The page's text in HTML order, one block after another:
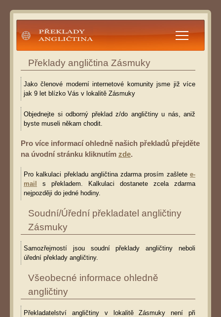
Překlady angličtina
Překlady angličtina Zásmuky
Jako členové moderní internetové komunity jsme již více
jak 9 let blízko Vás v lokalitě Zásmuky
Objednejte si odborný překlad z/do angličtiny u nás, aniž
byste museli někam chodit.
Pro více informací ohledně našich překladů přejděte
na úvodní stránku kliknutím zde.
Pro kalkulaci překladu angličtina zdarma prosím zašlete e-
mail
s překladem. Kalkulaci dostanete zcela zdarma
nejpozději do jedné hodiny.
Soudní/Úřední překladatel angličtiny
Zásmuky
Samozřejmostí jsou soudní překlady angličtiny neboli
úřední překlady angličtiny.
Všeobecné informace ohledně
angličtiny
Překladatelství angličtiny v lokalitě Zásmuky není při